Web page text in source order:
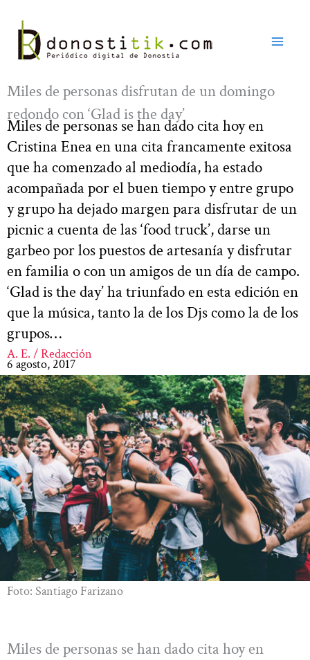
contenido
Miles de personas disfrutan de un domingo
redondo con ‘Glad is the day’
Miles de personas se han dado cita hoy en
Cristina Enea en una cita francamente exitosa
que ha comenzado al mediodía, ha estado
acompañada por el buen tiempo y entre grupo
y grupo ha dejado margen para disfrutar de un
picnic a cuenta de las ‘food truck’, darse un
garbeo por los puestos de artesanía y disfrutar
en familia o con un amigos de un día de campo.
‘Glad is the day’ ha triunfado en esta edición en
que la música, tanto la de los Djs como la de los
grupos…
A. E. / Redacción
6 agosto, 2017
Foto: Santiago Farizano
Miles de personas se han dado cita hoy en